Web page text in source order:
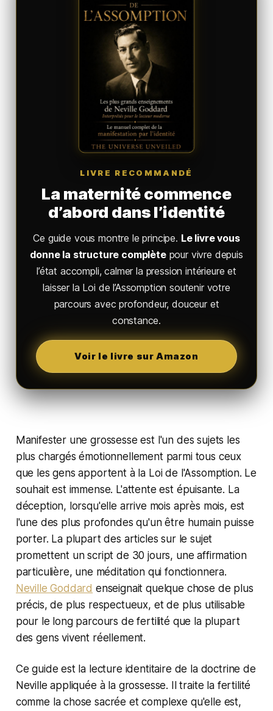
LIVRE RECOMMANDÉ
La maternité commence
d’abord dans l’identité
Ce guide vous montre le principe. Le livre vous
donne la structure complètepour vivre depuis
l’état accompli, calmer la pression intérieure et
laisser la Loi de l’Assomption soutenir votre
parcours avec profondeur, douceur et
constance.
Voir le livre sur Amazon
Manifester une grossesse est l'un des sujets les
plus chargés émotionnellement parmi tous ceux
que les gens apportent à la Loi de l'Assomption. Le
souhait est immense. L'attente est épuisante. La
déception, lorsqu'elle arrive mois après mois, est
l'une des plus profondes qu'un être humain puisse
porter. La plupart des articles sur le sujet
promettent un script de 30 jours, une affirmation
particulière, une méditation qui fonctionnera.
Neville Goddard enseignait quelque chose de plus
précis, de plus respectueux, et de plus utilisable
pour le long parcours de fertilité que la plupart
des gens vivent réellement.
Ce guide est la lecture identitaire de la doctrine de
Neville appliquée à la grossesse. Il traite la fertilité
comme la chose sacrée et complexe qu'elle est,